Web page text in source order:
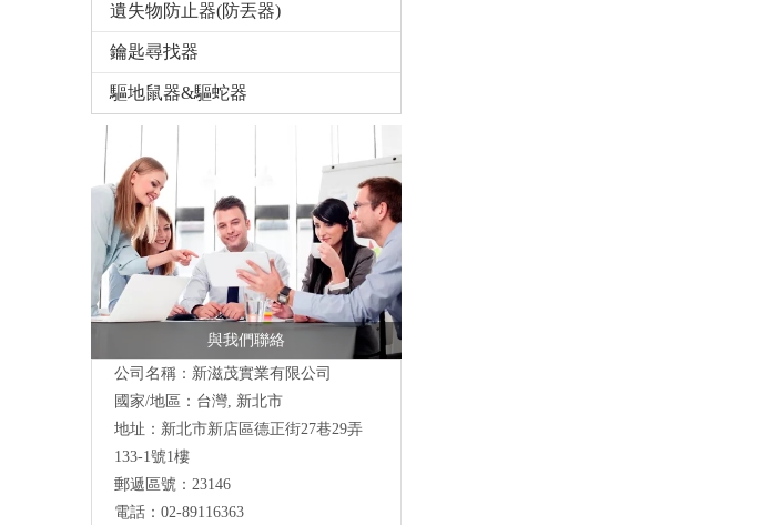
遺失物防止器(防丟器)
鑰匙尋找器
驅地鼠器&驅蛇器
與我們聯絡
公司名稱：新滋茂實業有限公司
國家/地區：台灣, 新北市
地址：新北市新店區德正街27巷29弄
133-1號1樓
郵遞區號：23146
電話：02-89116363